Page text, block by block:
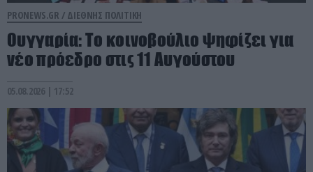
PRONEWS.GR / ΔΙΕΘΝΗΣ ΠΟΛΙΤΙΚΗ
Ουγγαρία: Το κοινοβούλιο ψηφίζει για
νέο πρόεδρο στις 11 Αυγούστου
05.08.2026 | 17:52